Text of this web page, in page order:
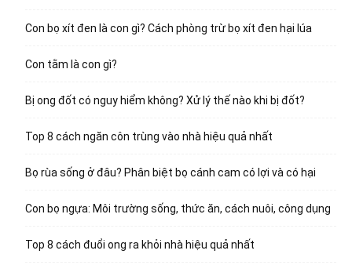
Con bọ xít đen là con gì? Cách phòng trừ bọ xít đen hại lúa
Con tằm là con gì?
Bị ong đốt có nguy hiểm không? Xử lý thế nào khi bị đốt?
Top 8 cách ngăn côn trùng vào nhà hiệu quả nhất
Bọ rùa sống ở đâu? Phân biệt bọ cánh cam có lợi và có hại
Con bọ ngựa: Môi trường sống, thức ăn, cách nuôi, công dụng
Top 8 cách đuổi ong ra khỏi nhà hiệu quả nhất